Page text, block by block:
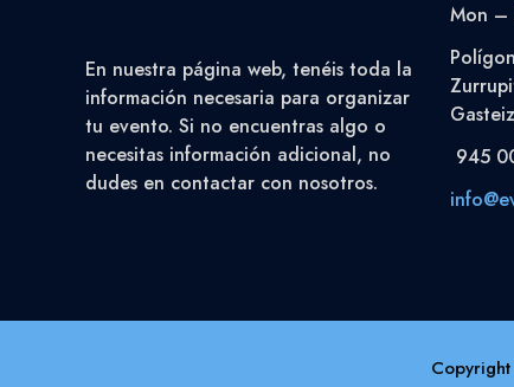
En nuestra página web, tenéis toda la
información necesaria para organizar
tu evento. Si no encuentras algo o
necesitas información adicional, no
dudes en contactar con nosotros.
Mon –
945